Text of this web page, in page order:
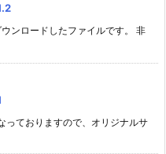
ンロードしたファイルです。 非
ておりますので、オリジナルサ